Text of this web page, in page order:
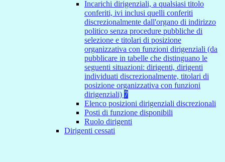
Incarichi dirigenziali, a qualsiasi titolo
conferiti, ivi inclusi quelli conferiti
discrezionalmente dall'organo di indirizzo
politico senza procedure pubbliche di
selezione e titolari di posizione
organizzativa con funzioni dirigenziali (da
pubblicare in tabelle che distinguano le
seguenti situazioni: dirigenti, dirigenti
individuati discrezionalmente, titolari di
posizione organizzativa con funzioni
dirigenziali) 7
Elenco posizioni dirigenziali discrezionali
Posti di funzione disponibili
Ruolo dirigenti
Dirigenti cessati